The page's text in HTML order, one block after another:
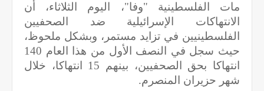
مات الفلسطينية "وفا"، اليوم الثلاثاء، أن
الانتهاكات الإسرائيلية ضد الصحفيين
الفلسطينيين في تزايد مستمر، وبشكل ملحوظ،
حيث سجل في النصف الأول من هذا العام 140
انتهاكا بحق الصحفيين، بينهم 15 انتهاكا، خلال
شهر حزيران المنصرم.